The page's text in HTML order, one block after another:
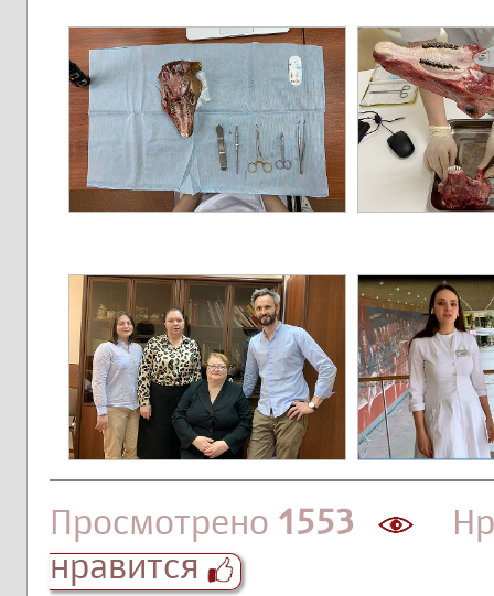
Просмотрено 1553
нравится